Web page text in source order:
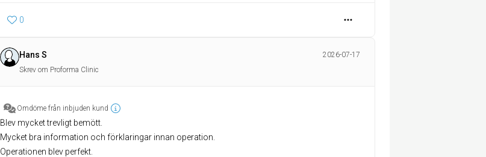
0
Hans S
2026-07-17
Skrev om Proforma Clinic
Omdöme från inbjuden kund
Blev mycket trevligt bemött.
Mycket bra information och förklaringar innan operation.
Operationen blev perfekt.